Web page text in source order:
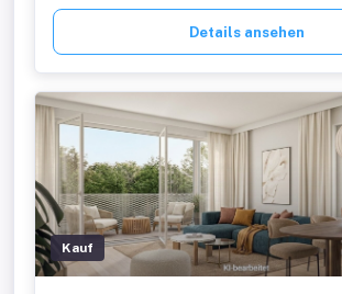
Details ansehen
Kauf